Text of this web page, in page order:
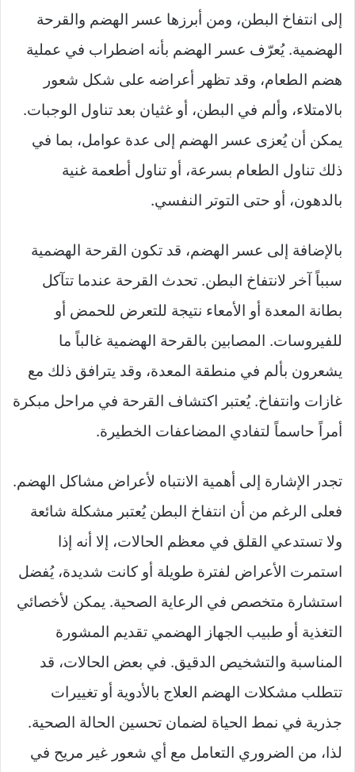
إلى انتفاخ البطن، ومن أبرزها عسر الهضم والقرحة
الهضمية. يُعرّف عسر الهضم بأنه اضطراب في عملية
هضم الطعام، وقد تظهر أعراضه على شكل شعور
بالامتلاء، وألم في البطن، أو غثيان بعد تناول الوجبات.
يمكن أن يُعزى عسر الهضم إلى عدة عوامل، بما في
ذلك تناول الطعام بسرعة، أو تناول أطعمة غنية
بالدهون، أو حتى التوتر النفسي.
بالإضافة إلى عسر الهضم، قد تكون القرحة الهضمية
سبباً آخر لانتفاخ البطن. تحدث القرحة عندما تتآكل
بطانة المعدة أو الأمعاء نتيجة للتعرض للحمض أو
للفيروسات. المصابين بالقرحة الهضمية غالباً ما
يشعرون بألم في منطقة المعدة، وقد يترافق ذلك مع
غازات وانتفاخ. يُعتبر اكتشاف القرحة في مراحل مبكرة
أمراً حاسماً لتفادي المضاعفات الخطيرة.
تجدر الإشارة إلى أهمية الانتباه لأعراض مشاكل الهضم.
فعلى الرغم من أن انتفاخ البطن يُعتبر مشكلة شائعة
ولا تستدعي القلق في معظم الحالات، إلا أنه إذا
استمرت الأعراض لفترة طويلة أو كانت شديدة، يُفضل
استشارة متخصص في الرعاية الصحية. يمكن لأخصائي
التغذية أو طبيب الجهاز الهضمي تقديم المشورة
المناسبة والتشخيص الدقيق. في بعض الحالات، قد
تتطلب مشكلات الهضم العلاج بالأدوية أو تغييرات
جذرية في نمط الحياة لضمان تحسين الحالة الصحية.
لذا، من الضروري التعامل مع أي شعور غير مريح في